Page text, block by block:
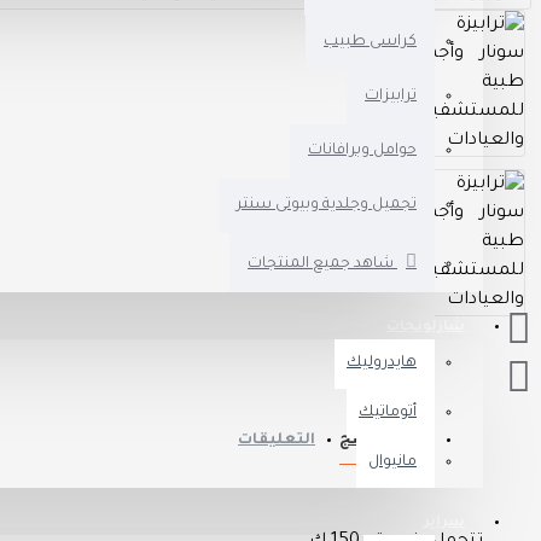
كراسى طبيب
ترابيزات
حوامل وبرافانات
تجميل وجلدية وبيوتى سنتر
شاهد جميع المنتجات
هايدروليك
أتوماتيك
مانيوال
وصف المنتج التعليقات